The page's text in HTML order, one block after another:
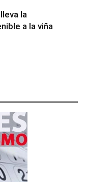
la
a la viña